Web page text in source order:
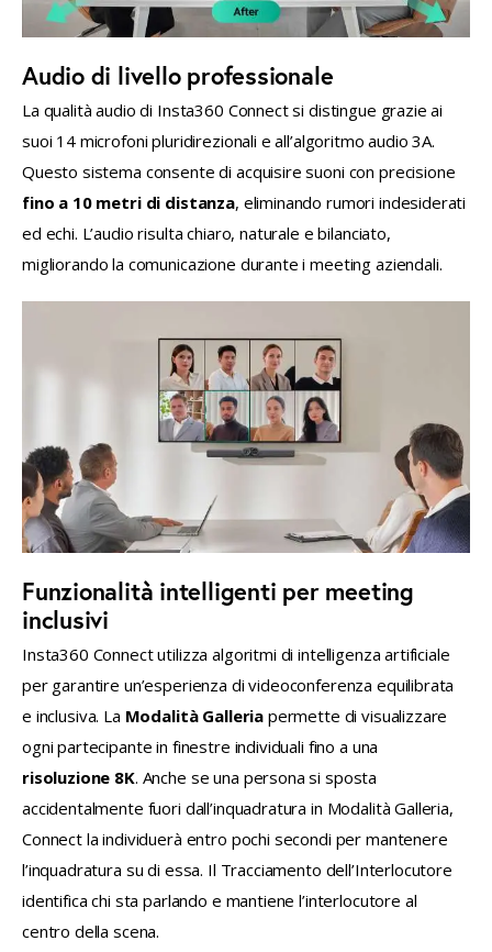
Audio di livello professionale
La qualità audio di Insta360 Connect si distingue grazie ai
suoi 14 microfoni pluridirezionali e all’algoritmo audio 3A.
Questo sistema consente di acquisire suoni con precisione
fino a 10 metri di distanza, eliminando rumori indesiderati
ed echi. L’audio risulta chiaro, naturale e bilanciato,
migliorando la comunicazione durante i meeting aziendali.
Funzionalità intelligenti per meeting
inclusivi
Insta360 Connect utilizza algoritmi di intelligenza artificiale
per garantire un’esperienza di videoconferenza equilibrata
e inclusiva. La Modalità Galleria permette di visualizzare
ogni partecipante in finestre individuali fino a una
risoluzione 8K. Anche se una persona si sposta
accidentalmente fuori dall’inquadratura in Modalità Galleria,
Connect la individuerà entro pochi secondi per mantenere
l’inquadratura su di essa. Il Tracciamento dell’Interlocutore
identifica chi sta parlando e mantiene l’interlocutore al
centro della scena.